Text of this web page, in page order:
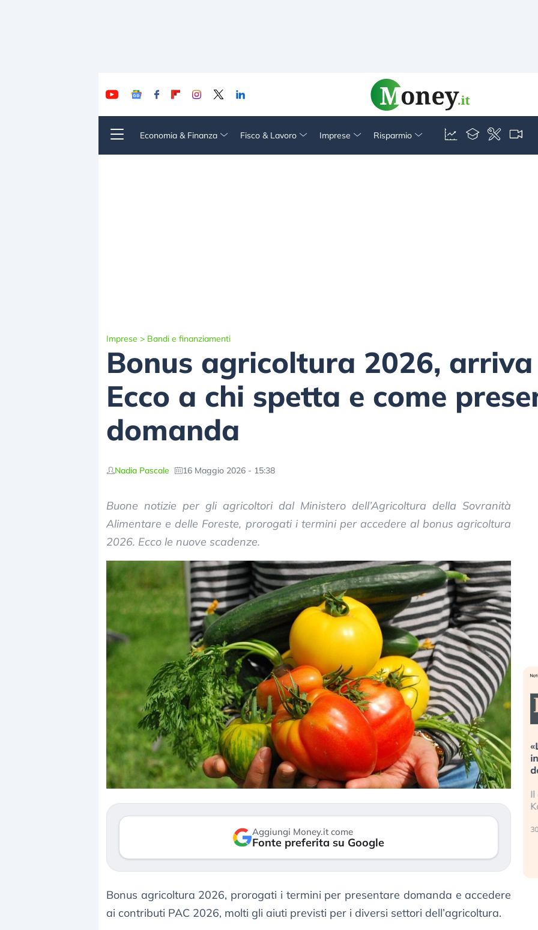
Economia & Finanza Fisco & Lavoro Imprese Risparmio
Imprese > Bandi e finanziamenti
Bonus agricoltura 2026,
Ecco a chi spetta e come
domanda
Nadia Pascale 16 Maggio 2026 - 15:38
Buone notizie per gli agricoltori dal Ministero dell’Agricoltura della Sovranità
Alimentare e delle Foreste, prorogati i termini per accedere al bonus agricoltura
2026. Ecco le nuove scadenze.
Aggiungi Money.it come
Fonte preferita su Google
Bonus agricoltura 2026, prorogati i termini per presentare domanda e accedere
ai contributi PAC 2026, molti gli aiuti previsti per i diversi settori dell’agricoltura.
Dalle valutazioni estreme alla
correzione. Cosa sta guidando il
repricing degli asset?
mostrando segni di stanchezza
verso le (…)
«La mia vita è rovinata». Investitori
in preda al panico dopo lo scoppio
della bolla AI
Kospi, mentre gli investitori retail (…)